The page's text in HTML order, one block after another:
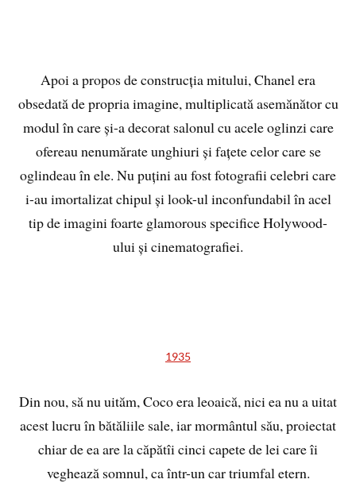
Apoi a propos de construcția mitului, Chanel era
obsedată de propria imagine, multiplicată asemănător cu
modul în care și-a decorat salonul cu acele oglinzi care
ofereau nenumărate unghiuri și fațete celor care se
oglindeau în ele. Nu puțini au fost fotografii celebri care
i-au imortalizat chipul și look-ul inconfundabil în acel
tip de imagini foarte glamorous specifice Holywood-
ului și cinematografiei.
1935
Din nou, să nu uităm, Coco era leoaică, nici ea nu a uitat
acest lucru în bătăliile sale, iar mormântul său, proiectat
chiar de ea are la căpătîi cinci capete de lei care îi
veghează somnul, ca într-un car triumfal etern.